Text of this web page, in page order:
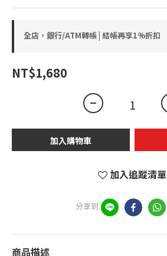
全店，銀行/ATM轉帳 | 結帳再享1%折扣
NT$1,680
加入購物車
加入追蹤清單
分享到
商品描述